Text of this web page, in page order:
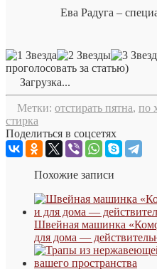
Ева Радуга –
проголосовать за статью)
Загрузка...
Метки: отстирать пятна, по
стирка
Поделиться в соцсетях
Похожие записи
Швейная машинка
для дома —